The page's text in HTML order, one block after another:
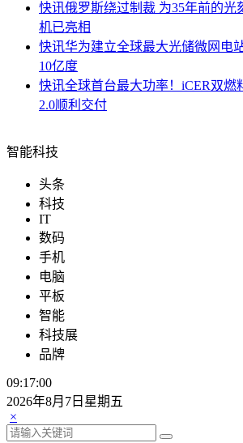
快讯俄罗斯绕过制裁 为35年前的光
机已亮相
快讯华为建立全球最大光储微网电
10亿度
快讯全球首台最大功率！iCER双燃
2.0顺利交付
智能科技
头条
科技
IT
数码
手机
电脑
平板
智能
科技展
品牌
09:17:01
2026年8月7日星期五
×